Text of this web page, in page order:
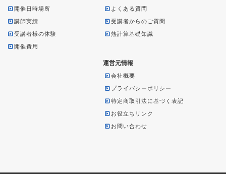
開催日時場所
講師実績
受講者様の体験
開催費用
よくある質問
受講者からのご質問
熱計算基礎知識
運営元情報
会社概要
プライバシーポリシー
特定商取引法に基づく表記
お役立ちリンク
お問い合わせ